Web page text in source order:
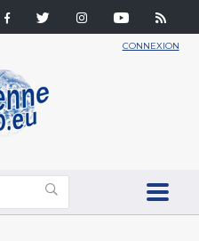
CONNEXION